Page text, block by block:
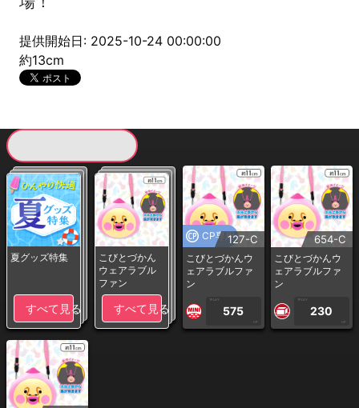
提供開始日: 2025-10-24 00:00:00
約13cm
夏グッズ特集
すべて見る
こびとづかん
ウェアラブル
ファン
すべて見る
CP専用127-C
こびとづかんウ
ェアラブルファ
ン
1PLAY
575
CP
654-C
こびとづかんウ
ェアラブルファ
ン
1PLAY
230
CP